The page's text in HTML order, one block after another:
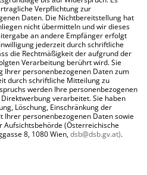
Verpflichtung zur
Daten. Die Nichtbereitstellung hat
nicht übermitteln und wir dieses
an andere Empfänger erfolgt
jederzeit durch schriftliche
die Rechtmäßigkeit der aufgrund der
Verarbeitung berührt wird. Sie
Ihrer personenbezogenen Daten zum
durch schriftliche Mitteilung zu
werden Ihre personenbezogenen
verarbeitet. Sie haben
Löschung, Einschränkung der
personenbezogenen Daten sowie
Aufsichtsbehörde (Österreichische
8, 1080 Wien,dsb@dsb.gv.at).